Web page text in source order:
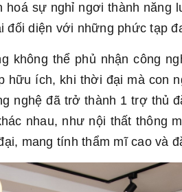
hoá sự nghỉ ngơi thành
diện với những phức tạp
không thể phủ nhận công
hữu ích, khi thời đại mà con
nghệ đã trở thành 1 trợ thủ
nhau, như nội thất thông
mang tính thẩm mĩ cao và